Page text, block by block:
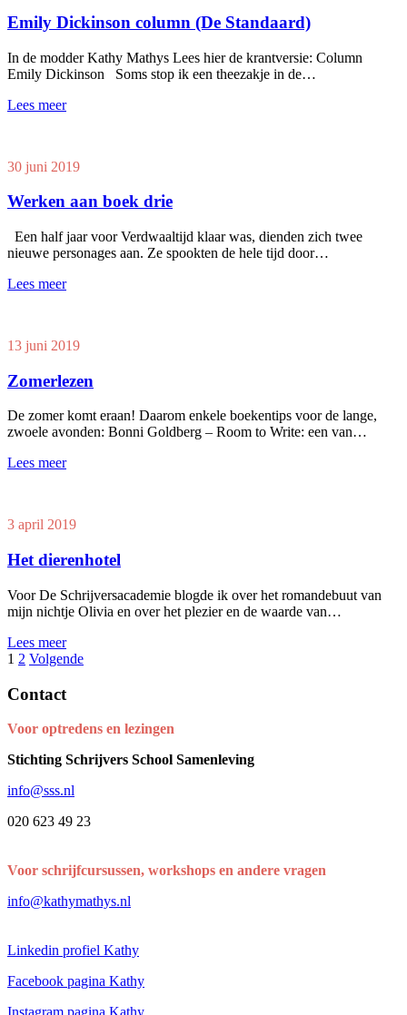
Emily Dickinson column (De Standaard)
In de modder Kathy Mathys Lees hier de krantversie: Column
Emily Dickinson Soms stop ik een theezakje in de…
Lees meer
30 juni 2019
Werken aan boek drie
Een half jaar voor Verdwaaltijd klaar was, dienden zich twee
nieuwe personages aan. Ze spookten de hele tijd door…
Lees meer
13 juni 2019
Zomerlezen
De zomer komt eraan! Daarom enkele boekentips voor de lange,
zwoele avonden: Bonni Goldberg – Room to Write: een van…
Lees meer
3 april 2019
Het dierenhotel
Voor De Schrijversacademie blogde ik over het romandebuut van
mijn nichtje Olivia en over het plezier en de waarde van…
Lees meer
Berichten
paginering
1 2 Volgende
Contact
Voor optredens en lezingen
Stichting Schrijvers School Samenleving
info@sss.nl
020 623 49 23
Voor schrijfcursussen, workshops en andere vragen
info@kathymathys.nl
Linkedin profiel Kathy
Facebook pagina Kathy